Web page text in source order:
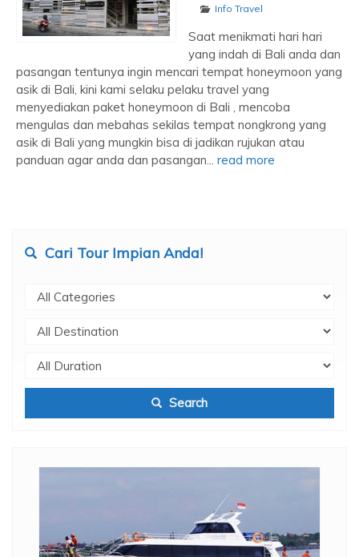
Info Travel
Saat menikmati hari hari
yang indah di Bali anda dan
pasangan tentunya ingin mencari tempat honeymoon yang
asik di Bali, kini kami selaku pelaku travel yang
menyediakan paket honeymoon di Bali , mencoba
mengulas dan mebahas sekilas tempat nongkrong yang
asik di Bali yang mungkin bisa di jadikan rujukan atau
panduan agar anda dan pasangan... read more
Cari Tour Impian Anda!
Search